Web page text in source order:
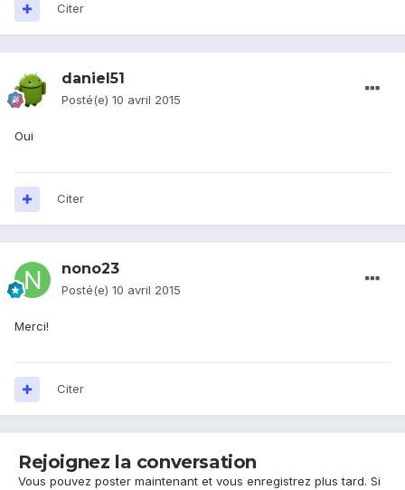
Citer
daniel51
Posté(e) 10 avril 2015
Oui
Citer
nono23
Posté(e) 10 avril 2015
Merci!
Citer
Rejoignez la conversation
Vous pouvez poster maintenant et vous enregistrez plus tard. Si